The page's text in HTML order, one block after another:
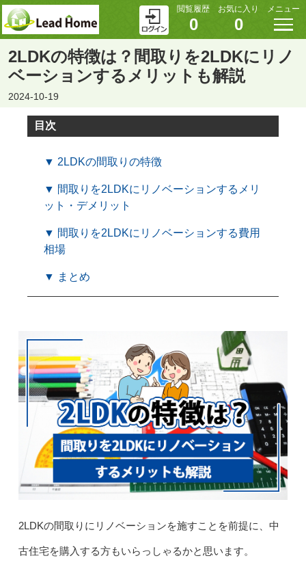
閲覧履歴
0
お気に入り
0
メニュー
2LDKの特徴は？間取りを2LDKにリノ
ベーションするメリットも解説
2024-10-19
目次
▼ 2LDKの間取りの特徴
▼ 間取りを2LDKにリノベーションするメリ
ット・デメリット
▼ 間取りを2LDKにリノベーションする費用
相場
▼ まとめ
2LDKの間取りにリノベーションを施すことを前提に、中
古住宅を購入する方もいらっしゃるかと思います。